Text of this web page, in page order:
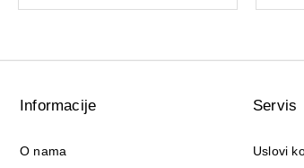
Informacije
O nama
Servis
Uslovi